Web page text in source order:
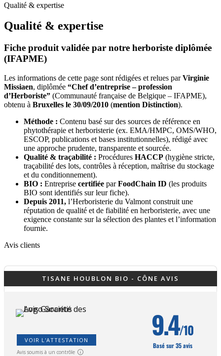
Qualité & expertise
Qualité & expertise
Fiche produit validée par notre herboriste diplômée
(IFAPME)
Les informations de cette page sont rédigées et relues parVirginie
Missiaen, diplômée “Chef d’entreprise – profession
d’Herboriste” (Communauté française de Belgique – IFAPME),
obtenu à Bruxelles le 30/09/2010 (mention Distinction).
Méthode : Contenu basé sur des sources de référence en
phytothérapie et herboristerie (ex. EMA/HMPC, OMS/WHO,
ESCOP, publications et bases institutionnelles), rédigé avec
une approche prudente, transparente et sourcée.
Qualité & traçabilité : Procédures HACCP (hygiène stricte,
traçabilité des lots, contrôles à réception, maîtrise du stockage
et du conditionnement).
BIO : Entreprise certifiée parFoodChain ID (les produits
BIO sont identifiés sur leur fiche).
Depuis 2011, l’Herboristerie du Valmont construit une
réputation de qualité et de fiabilité en herboristerie, avec une
exigence constante sur la sélection des plantes et l’information
fournie.
Avis clients
TISANE HOUBLON BIO - CÔNE AVIS
VOIR L'ATTESTATION
Avis soumis à un contrôle
9.4/10
Basé sur 35 avis